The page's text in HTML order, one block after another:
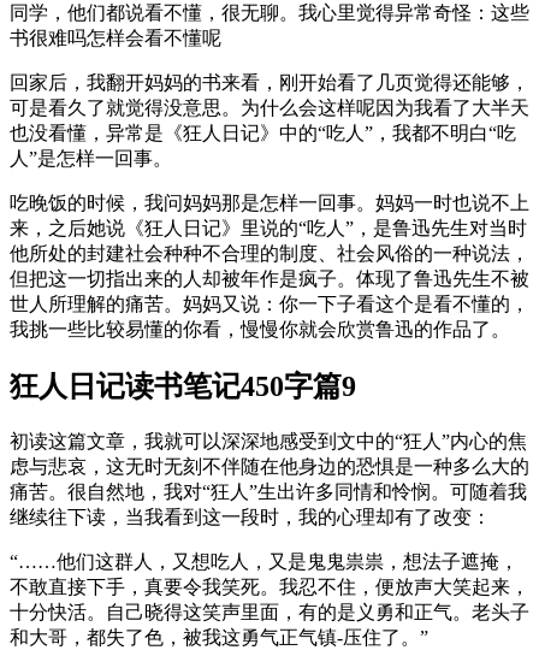
同学，他们都说看不懂，很无聊。我心里觉得异常奇怪：这些
书很难吗怎样会看不懂呢
回家后，我翻开妈妈的书来看，刚开始看了几页觉得还能够，
可是看久了就觉得没意思。为什么会这样呢因为我看了大半天
也没看懂，异常是《狂人日记》中的“吃人”，我都不明白“吃
人”是怎样一回事。
吃晚饭的时候，我问妈妈那是怎样一回事。妈妈一时也说不上
来，之后她说《狂人日记》里说的“吃人”，是鲁迅先生对当时
他所处的封建社会种种不合理的制度、社会风俗的一种说法，
但把这一切指出来的人却被年作是疯子。体现了鲁迅先生不被
世人所理解的痛苦。妈妈又说：你一下子看这个是看不懂的，
我挑一些比较易懂的你看，慢慢你就会欣赏鲁迅的作品了。
狂人日记读书笔记450字篇9
初读这篇文章，我就可以深深地感受到文中的“狂人”内心的焦
虑与悲哀，这无时无刻不伴随在他身边的恐惧是一种多么大的
痛苦。很自然地，我对“狂人”生出许多同情和怜悯。可随着我
继续往下读，当我看到这一段时，我的心理却有了改变：
“……他们这群人，又想吃人，又是鬼鬼祟祟，想法子遮掩，
不敢直接下手，真要令我笑死。我忍不住，便放声大笑起来，
十分快活。自己晓得这笑声里面，有的是义勇和正气。老头子
和大哥，都失了色，被我这勇气正气镇-压住了。”